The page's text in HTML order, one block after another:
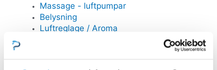
Massage - luftpumpar
Belysning
Luftreglage / Aroma